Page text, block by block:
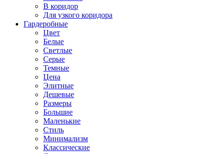
В коридор
Для узкого коридора
Гардеробные
Цвет
Белые
Светлые
Серые
Темные
Цена
Элитные
Дешевые
Размеры
Большие
Маленькие
Стиль
Минимализм
Классические